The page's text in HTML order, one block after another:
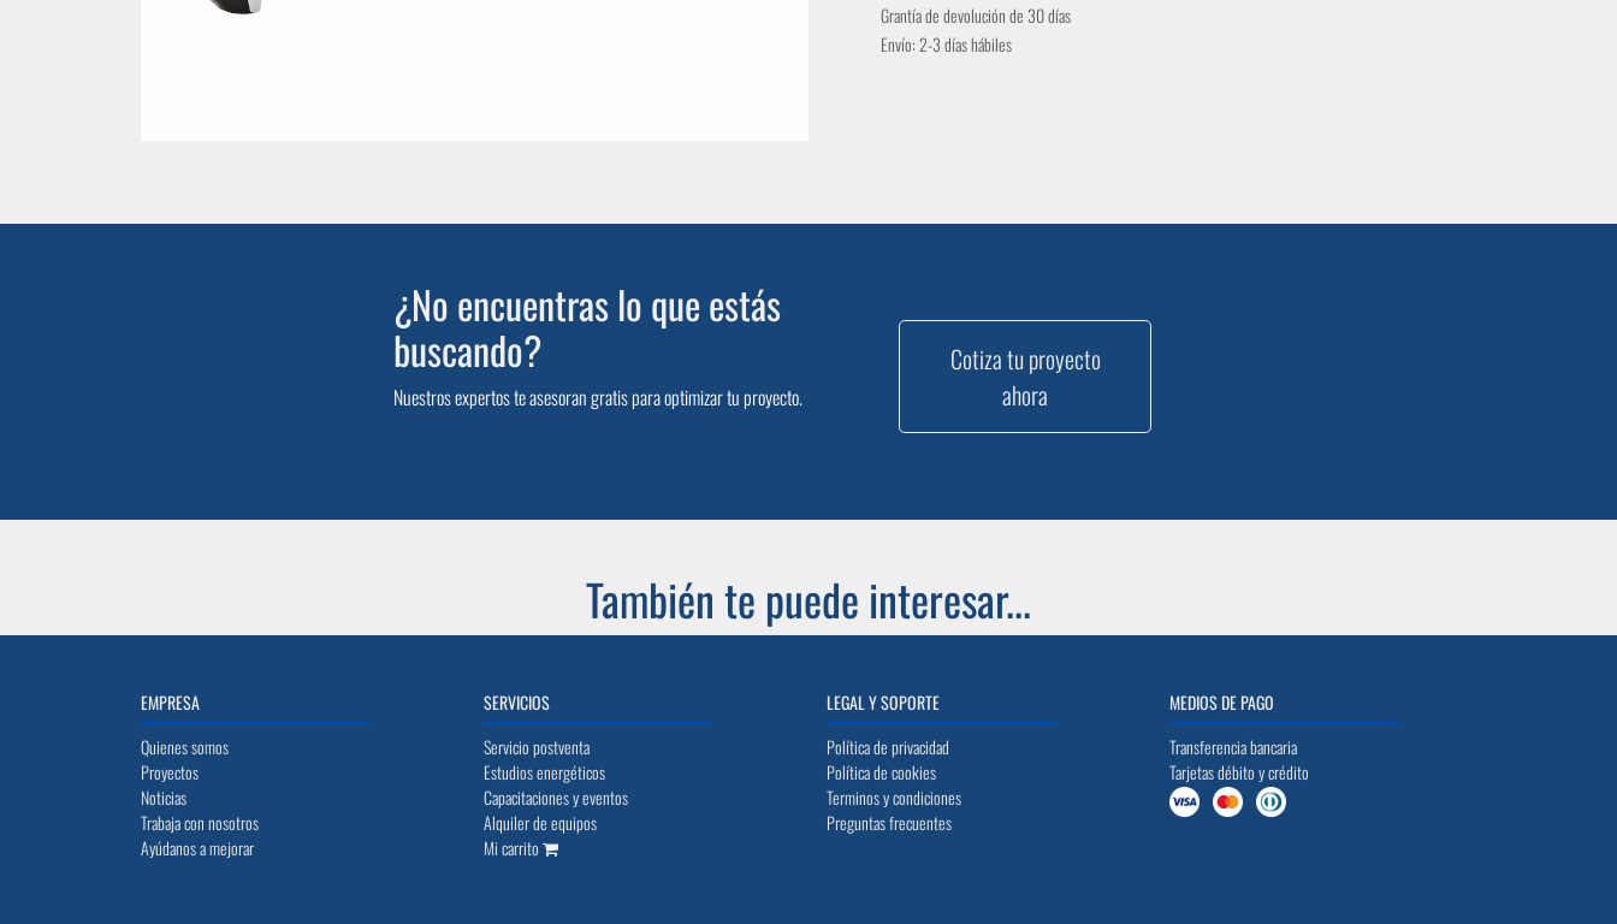
Grantía de devolución de 30 días
Envío: 2-3 días hábiles
¿No encuentras lo que estás
buscando?
Nuestros expertos te asesoran gratis para optimizar tu proyecto.
Cotiza tu proyecto
ahora
También te puede interesar...
EMPRESA
Quienes somos
Proyectos
Noticias
Trabaja con nosotros
Ayúdanos a mejorar
SERVICIOS
Servicio postventa
Estudios energéticos
Capacitaciones y eventos
Alquiler de equipos
Mi carrito
LEGAL Y SOPORTE
Política de privacidad
Política de cookies
Terminos y condiciones
Preguntas frecuentes
MEDIOS DE PAGO
Transferencia bancaria
Tarjetas débito y crédito